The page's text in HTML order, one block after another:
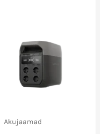
Akujaamad